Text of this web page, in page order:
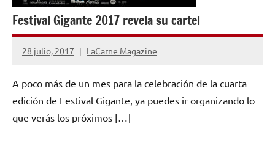
Festival Gigante 2017 revela su cartel
28 julio, 2017 LaCarne Magazine
No
comentarios
A poco más de un mes para la celebración de la cuarta
edición de Festival Gigante, ya puedes ir organizando lo
que verás los próximos […]